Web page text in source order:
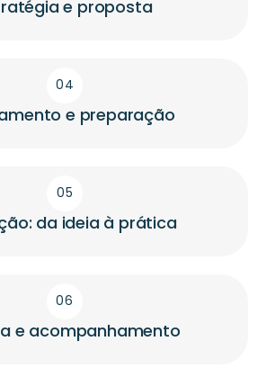
e proposta
04
e preparação
05
da ideia à prática
06
e acompanhamento